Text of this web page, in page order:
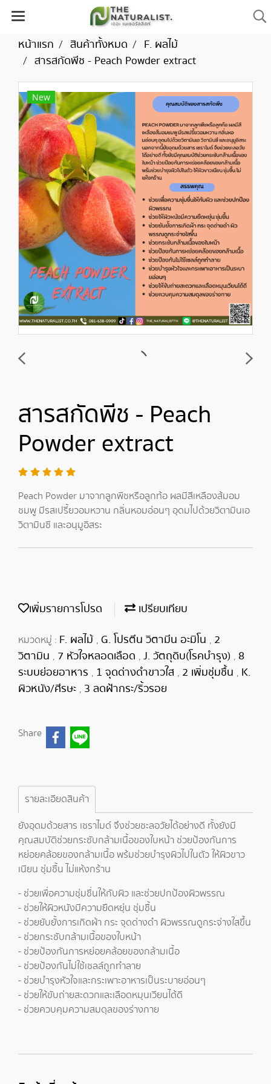
หน้าแรก สินค้าทั้งหมด
F. ผลไม้
สารสกัดพีช - Peach Powder extract
New
สารสกัดพีช - Peach
Powder extract
Peach Powder มาจากลูกพีชหรือลูกท้อ ผลมีสีเหลืองส้มอม
ชมพู มีรสเปรี้ยวอมหวาน กลิ่นหอมอ่อนๆ อุดมไปด้วยวิตามินเอ
วิตามินซี และอนุมูอิสระ
เพิ่มรายการโปรด เปรียบเทียบ
หมวดหมู่ : F. ผลไม้ , G. โปรตีน วิตามีน อะมิโน , 2
วิตามิน , 7 หัวใจหลอดเลือด , J. วัตถุดิบ(โรคบำรุง) , 8
ระบบย่อยอาหาร , 1 จุดด่างดำขาวใส , 2 เพิ่มชุ่มชื้น , K.
ผิวหนัง/ศีรษะ , 3 ลดฝ้ากระ/ริ้วรอย
Share
รายละเอียดสินค้า
ยังอุดมด้วยสาร เซราไมด์ จึงช่วยชะลอวัยได้อย่างดี ทั้งยังมี
คุณสมบัติช่วยกระชับกล้ามเนื้อของใบหน้า ช่วยป้องกันการ
หย่อยคล้อยของกล้ามเนื้อ พร้มช่วยบำรุงผิวไปในตัว ให้ผิวขาว
เนียน ชุ่มชื้น ไม่แห้งกร้าน
- ช่วยเพื่อความชุ่มชื่นให้กับผิว และช่วยปกป้องผิวพรรณ
- ช่วยให้ผิวหนังมีความยืดหยุ่น ชุ่มชื้น
- ช่วยยับยั้งการเกิดผ้า กระ จุดด่างดำ ผิวพรรณดูกระจ่างใสขึ้น
- ช่วยกระชับกล้ามเนื้อของใบหน้า
- ช่วยป้องกันการหย่อยคล้อยของกล้ามเนื้อ
- ช่วยป้องกันไม่ใช้เซลล์ถูกทำลาย
- ช่วยบำรุงหัวใจและกระเพาะอาหารเป็นระบายอ่อนๆ
- ช่วยให้ขับถ่ายสะดวกและเลือดหมุนเวียนได้ดี
- ช่วยควบคุมความสมดุลของร่างกาย